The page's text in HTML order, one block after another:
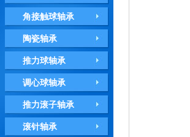
角接触球轴承
陶瓷轴承
推力球轴承
调心球轴承
推力滚子轴承
滚针轴承